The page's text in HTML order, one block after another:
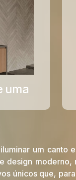
uma
um canto
design moderno,
únicos que,